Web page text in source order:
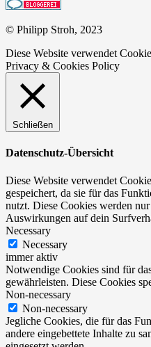
© Philipp Stroh, 2023
Diese Website verwendet
Privacy & Cookies Policy
Schließen
Datenschutz-Übersicht
Diese Website verwendet
gespeichert, da sie für das
nutzt. Diese Cookies werden
Auswirkungen auf dein
Necessary
Necessary
immer aktiv
Notwendige Cookies sind für
gewährleisten. Diese Cookies
Non-necessary
Non-necessary
Jegliche Cookies, die für das
andere eingebettete Inhalte zu